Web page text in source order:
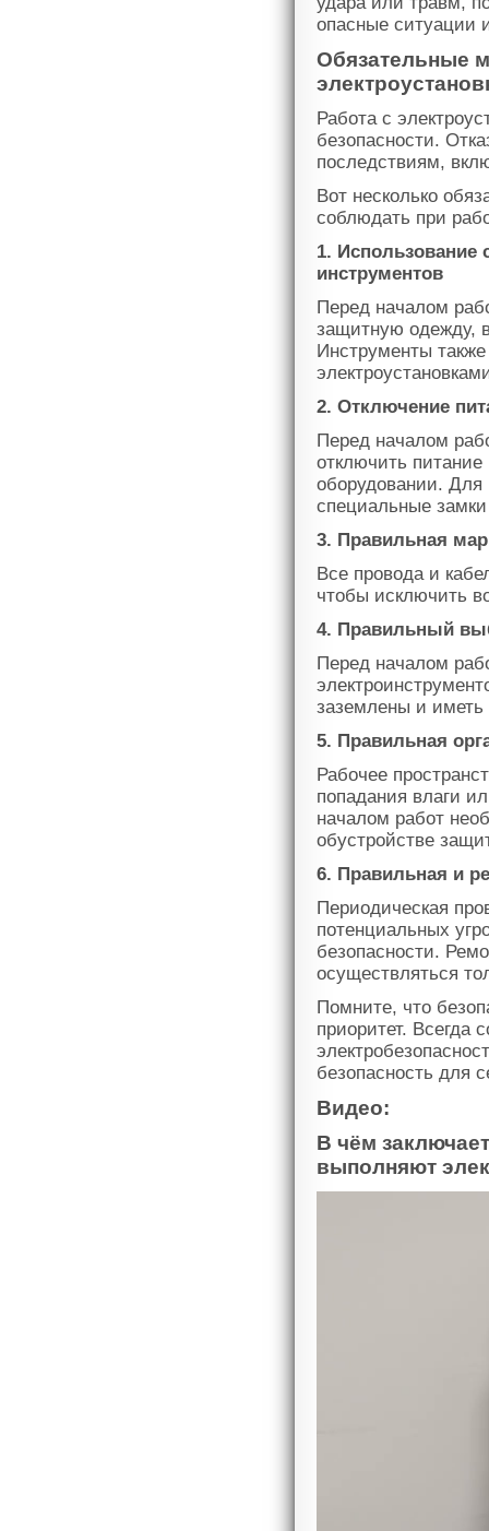
опасные ситуации
Обязательные
Работа с
безопасности.
последствиям,
Вот несколько
соблюдать при
1. Использование
инструментов
Перед началом
защитную одежду,
Инструменты
2. Отключение
Перед началом
отключить
оборудовании. Для
специальные
3. Правильная
Все провода и
чтобы исключить
4. Правильный
Перед началом
заземлены и иметь
5. Правильная
Рабочее
попадания влаги
началом работ
обустройстве
6. Правильная и
Периодическая
потенциальных
безопасности.
осуществляться
Помните, что
приоритет. Всегда
безопасность для
Видео:
В чём
выполняют